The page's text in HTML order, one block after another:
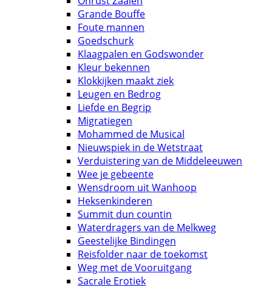
Grande Bouffe
Foute mannen
Goedschurk
Klaagpalen en Godswonder
Kleur bekennen
Klokkijken maakt ziek
Leugen en Bedrog
Liefde en Begrip
Migratiegen
Mohammed de Musical
Nieuwspiek in de Wetstraat
Verduistering van de Middeleeuwen
Wee je gebeente
Wensdroom uit Wanhoop
Heksenkinderen
Summit dun countin
Waterdragers van de Melkweg
Geestelijke Bindingen
Reisfolder naar de toekomst
Weg met de Vooruitgang
Sacrale Erotiek